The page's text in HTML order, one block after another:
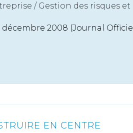
/ Gestion des risques et
décembre 2008 (Journal Officiel
EN CENTRE